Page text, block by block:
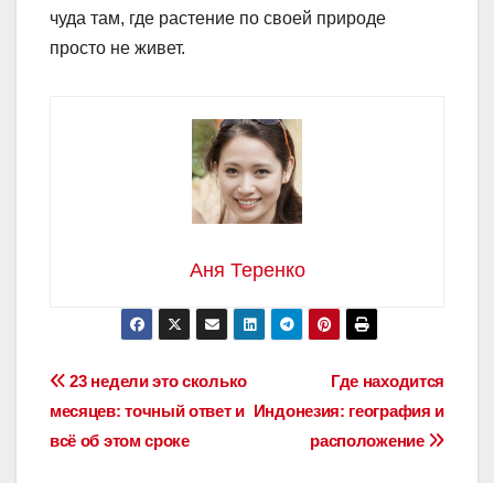
чуда там, где растение по своей природе
просто не живет.
Аня Теренко
Навигация
по
Где находится
Индонезия: география и
расположение
23 недели это сколько
месяцев: точный ответ и
всё об этом сроке